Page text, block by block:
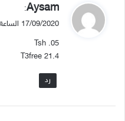
ي
ق
ل
Aysam
:
17/09/2020 الساعة 3:45 م
Tsh .05
T3free 21.4
رد